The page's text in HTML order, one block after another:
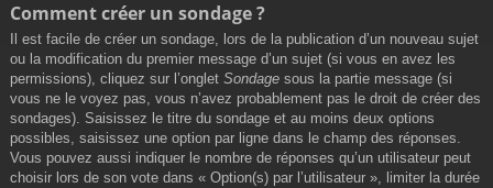
Comment créer un sondage ?
Il est facile de créer un sondage, lors de la publication d’un nouveau sujet
ou la modification du premier message d’un sujet (si vous en avez les
permissions), cliquez sur l’onglet Sondage sous la partie message (si
vous ne le voyez pas, vous n’avez probablement pas le droit de créer des
sondages). Saisissez le titre du sondage et au moins deux options
possibles, saisissez une option par ligne dans le champ des réponses.
Vous pouvez aussi indiquer le nombre de réponses qu’un utilisateur peut
choisir lors de son vote dans « Option(s) par l’utilisateur », limiter la durée